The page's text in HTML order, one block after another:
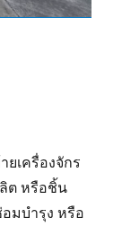
ยเครื่องจักร
ต หรือชิ้น
มบำรุง หรือ